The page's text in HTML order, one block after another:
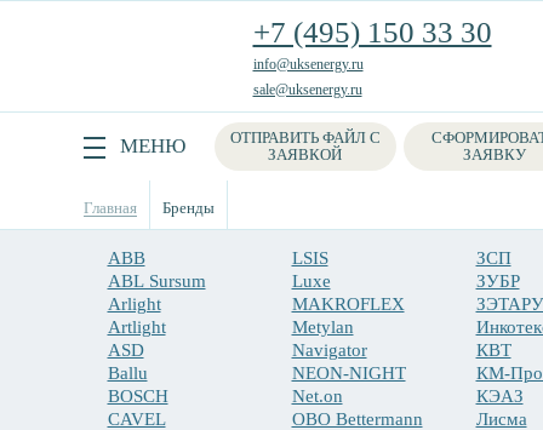
+7 (495) 150 33 30
info@uksenergy.ru
sale@uksenergy.ru
МЕНЮ
ОТПРАВИТЬ ФАЙЛ С
ЗАЯВКОЙ
ЗАЯВКУ
Поиск
Главная Бренды
ABB
ABL Sursum
Arlight
Artlight
ASD
Ballu
BOSCH
CAVEL
LSIS
Luxe
MAKROFLEX
Metylan
Navigator
NEON-NIGHT
Net.on
OBO Bettermann
ЗСП
ЗУБР
КВТ
КМ-
КЭАЗ
Лисма